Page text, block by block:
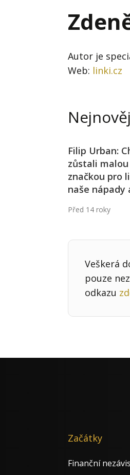
Interim
Krizové řízení
Autor je
Web: linki.cz
Filip Urban:
zůstali
značkou pro
naše nápady
Před 14 roky
Veškerá
pouze
odkazu
Začátky
Finanční